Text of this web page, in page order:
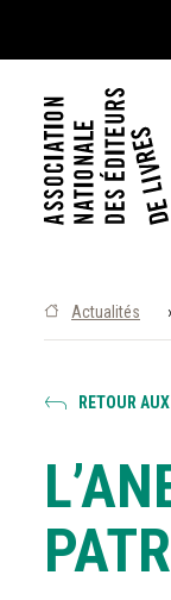
Actualités ›
RETOUR